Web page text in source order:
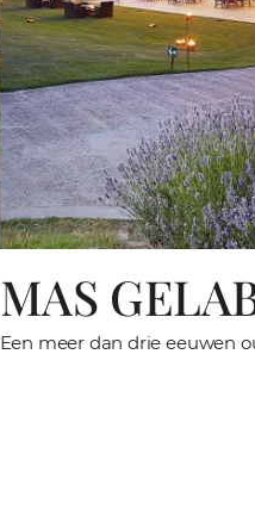
MAS
Een meer dan drie eeuwen